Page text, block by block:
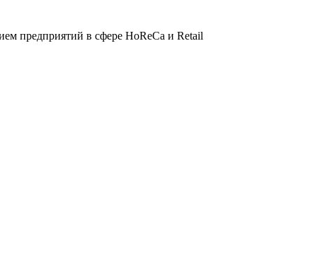
предприятий в сфере HoReCa и Retail